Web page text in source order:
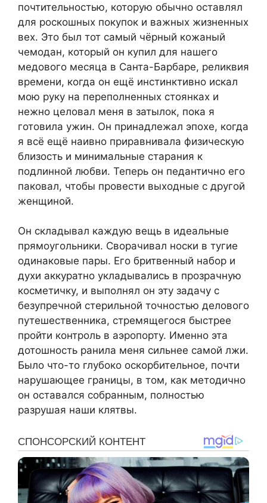
почтительностью, которую обычно оставлял
для роскошных покупок и важных жизненных
вех. Это был тот самый чёрный кожаный
чемодан, который он купил для нашего
медового месяца в Санта-Барбаре, реликвия
времени, когда он ещё инстинктивно искал
мою руку на переполненных стоянках и
нежно целовал меня в затылок, пока я
готовила ужин. Он принадлежал эпохе, когда
я всё ещё наивно приравнивала физическую
близость и минимальные старания к
подлинной любви. Теперь он педантично его
паковал, чтобы провести выходные с другой
женщиной.
Он складывал каждую вещь в идеальные
прямоугольники. Сворачивал носки в тугие
одинаковые пары. Его бритвенный набор и
духи аккуратно укладывались в прозрачную
косметичку, и выполнял он эту задачу с
безупречной стерильной точностью делового
путешественника, стремящегося быстрее
пройти контроль в аэропорту. Именно эта
дотошность ранила меня сильнее самой лжи.
Было что-то глубоко оскорбительное, почти
нарушающее границы, в том, как методично
он оставался собранным, полностью
разрушая наши клятвы.